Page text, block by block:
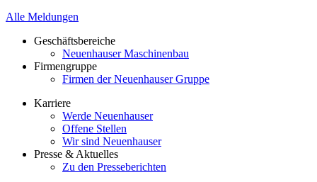
Alle Meldungen
Geschäftsbereiche
Neuenhauser Maschinenbau
Firmengruppe
Firmen der Neuenhauser Gruppe
Karriere
Werde Neuenhauser
Offene Stellen
Wir sind Neuenhauser
Presse & Aktuelles
Zu den Presseberichten